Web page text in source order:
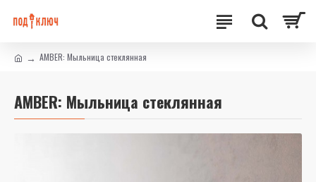
AMBER: Мыльница стеклянная
AMBER: Мыльница стеклянная